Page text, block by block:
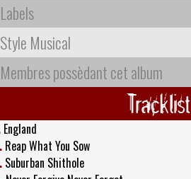
Labels
Style Musical
Membres possèdant cet album
Tracklist
England
Reap What You Sow
Suburban Shithole